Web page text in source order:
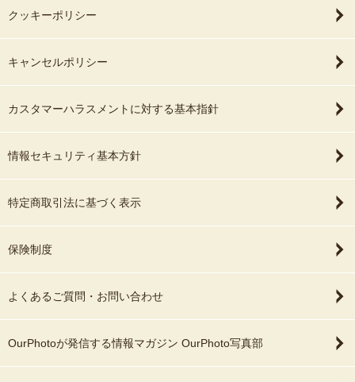
shipment to Tokyo.
caring. I especially recommend her to
natural, emotional photographs in Japan.
クッキーポリシー
キャンセルポリシー
カスタマーハラスメントに対する基本指針
情報セキュリティ基本方針
特定商取引法に基づく表示
保険制度
よくあるご質問・お問い合わせ
OurPhotoが発信する情報マガジン OurPhoto写真部